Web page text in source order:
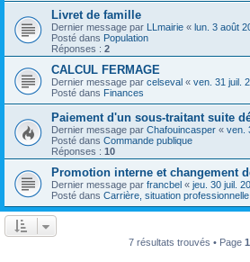
Livret de famille
Dernier message par LLmairie « lun. 3 août
Posté dans Population
Réponses : 2
CALCUL FERMAGE
Dernier message par celseval « ven. 31 juil.
Posté dans Finances
Paiement d'un sous-traitant suite
Dernier message par Chafouincasper « ven.
Posté dans Commande publique
Réponses : 10
Promotion interne et changement
Dernier message par francbel « jeu. 30 juil.
Posté dans Carrière, situation professionnelle
7 résultats trouvés • Page 1